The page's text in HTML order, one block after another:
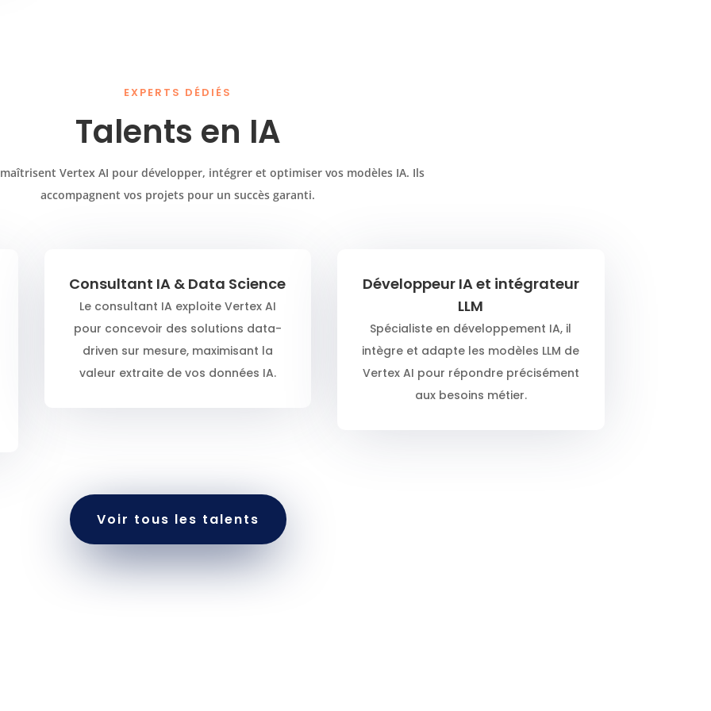
EXPERTS DÉDIÉS
Talents en IA
Vertex AI pour développer, intégrer et optimiser vos modèles IA. Ils
accompagnent vos projets pour un succès garanti.
Consultant IA & Data Science
Le consultant IA exploite Vertex AI
pour concevoir des solutions data-
driven sur mesure, maximisant la
valeur extraite de vos données IA.
Développeur IA et intégrateur
LLM
Spécialiste en développement IA, il
intègre et adapte les modèles LLM de
Vertex AI pour répondre précisément
aux besoins métier.
Voir tous les talents